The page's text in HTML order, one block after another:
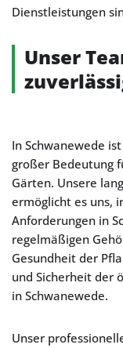
Dienstleistungen
Unser
In Schwanewede
großer Bedeutung
Gärten. Unsere
ermöglicht es uns,
Anforderungen in
regelmäßigen
Gesundheit der
und Sicherheit der
in Schwanewede.
Unser